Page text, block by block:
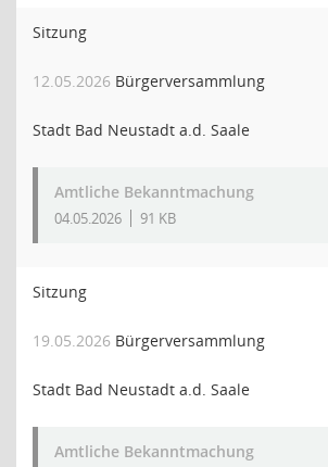
Sitzung
12.05.2026 Bürgerversammlung
Stadt Bad Neustadt a.d. Saale
Amtliche Bekanntmachung
04.05.2026 91 KB
Sitzung
19.05.2026 Bürgerversammlung
Stadt Bad Neustadt a.d. Saale
Amtliche Bekanntmachung